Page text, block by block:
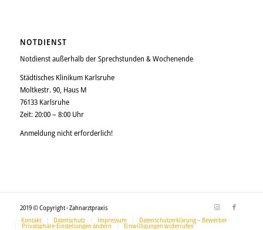
NOTDIENST
Notdienst außerhalb der Sprechstunden & Wochenende
Städtisches Klinikum Karlsruhe
Moltkestr. 90, Haus M
76133 Karlsruhe
Zeit: 20:00 – 8:00 Uhr
Anmeldung nicht erforderlich!
2019 © Copyright - Zahnarztpraxis
Kontakt
Datenschutz Impressum Datenschutzerklärung – Bewerber
Privatsphäre-Einstellungen ändern Einwilligungen widerrufen